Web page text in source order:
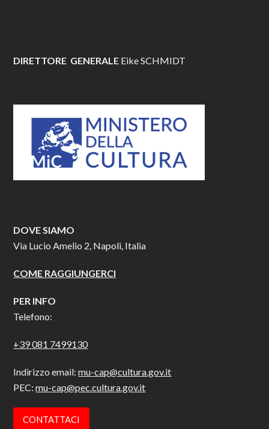
DIRETTORE GENERALE Eike SCHMIDT
DOVE SIAMO
Via Lucio Amelio 2, Napoli, Italia
COME RAGGIUNGERCI
PER INFO
Telefono:
+39 081 7499130
Indirizzo email:mu-cap@cultura.gov.it
PEC:mu-cap@pec.cultura.gov.it
CONTATTACI